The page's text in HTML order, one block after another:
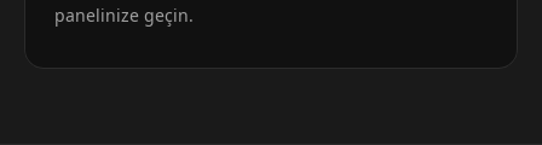
panelinize geçin.